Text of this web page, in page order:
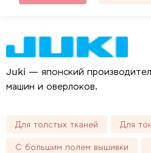
Juki — японский
машин и оверлоков.
Для толстых тканей Для
С большим полем вышивки